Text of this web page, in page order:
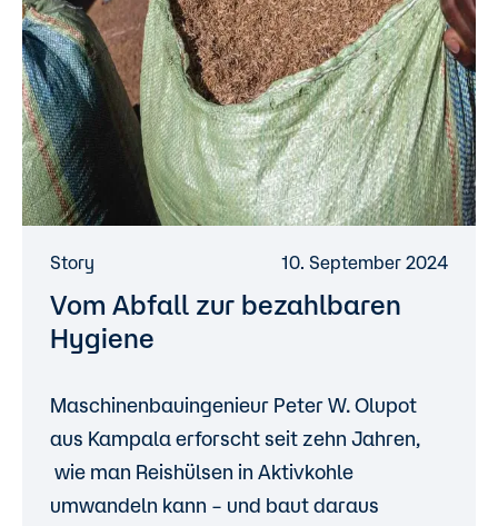
Story 10. September 2024
Vom Abfall zur bezahlbaren
Hygiene
Maschinenbauingenieur Peter W. Olupot
aus Kampala erforscht seit zehn Jahren,
wie man Reishülsen in Aktivkohle
umwandeln kann – und baut daraus